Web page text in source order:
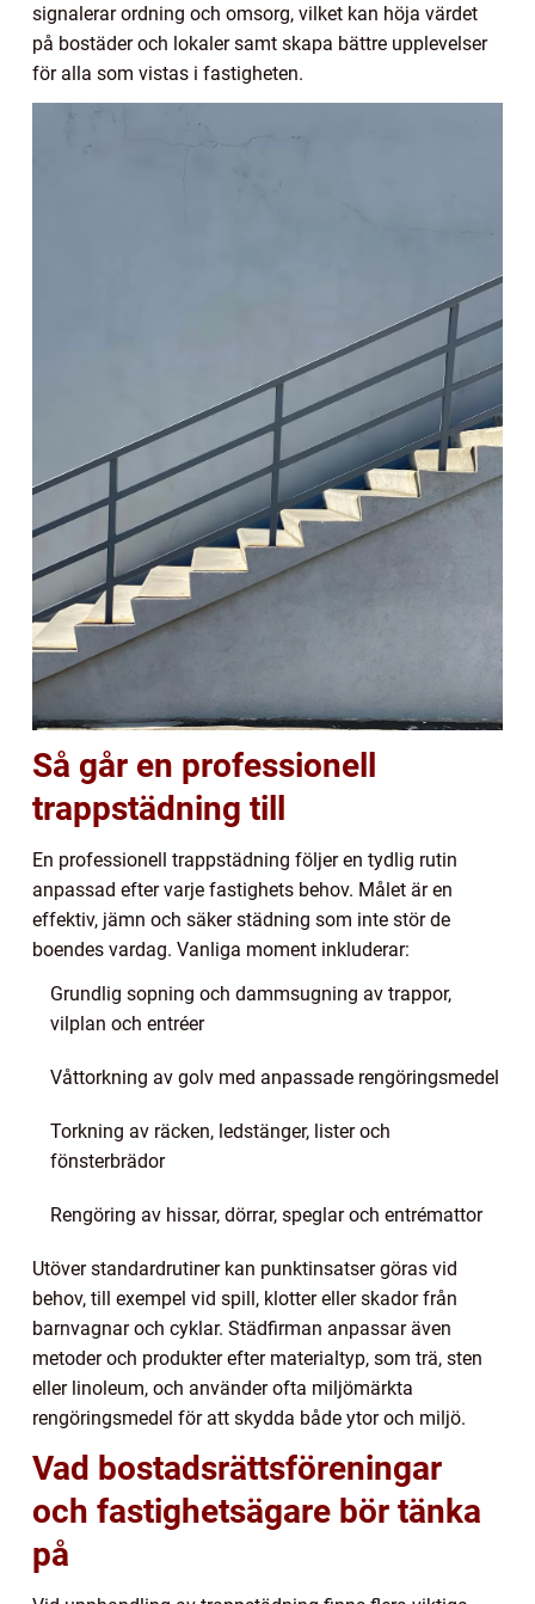
signalerar ordning och omsorg, vilket kan höja värdet
på bostäder och lokaler samt skapa bättre upplevelser
för alla som vistas i fastigheten.
Så går en professionell
trappstädning till
En professionell trappstädning följer en tydlig rutin
anpassad efter varje fastighets behov. Målet är en
effektiv, jämn och säker städning som inte stör de
boendes vardag. Vanliga moment inkluderar:
Grundlig sopning och dammsugning av trappor,
vilplan och entréer
Våttorkning av golv med anpassade rengöringsmedel
Torkning av räcken, ledstänger, lister och
fönsterbrädor
Rengöring av hissar, dörrar, speglar och entrémattor
Utöver standardrutiner kan punktinsatser göras vid
behov, till exempel vid spill, klotter eller skador från
barnvagnar och cyklar. Städfirman anpassar även
metoder och produkter efter materialtyp, som trä, sten
eller linoleum, och använder ofta miljömärkta
rengöringsmedel för att skydda både ytor och miljö.
Vad bostadsrättsföreningar
och fastighetsägare bör tänka
på